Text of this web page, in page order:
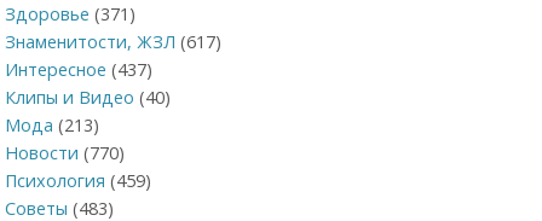
Здоровье (371)
Знаменитости, ЖЗЛ (617)
Интересное (437)
Клипы и Видео (40)
Мода (213)
Новости (770)
Психология (459)
Советы (483)